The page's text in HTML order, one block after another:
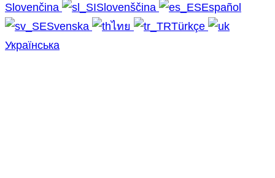
Slovenčina
Slovenščina
Español
Svenska
ไทย
Türkçe
Українська